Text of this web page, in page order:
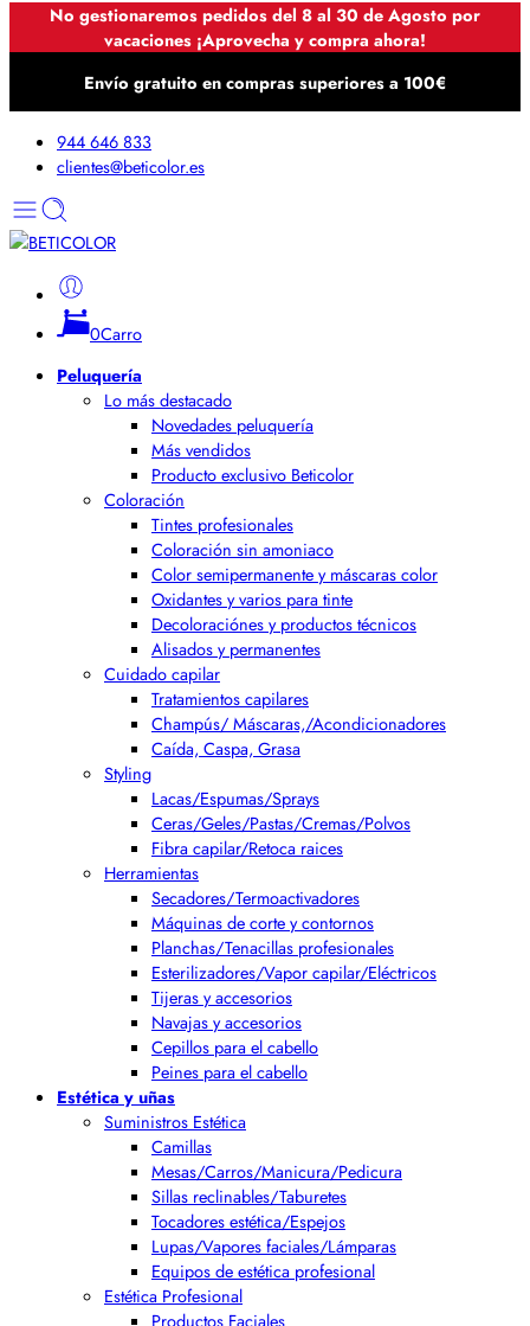
No gestionaremos pedidos del 8 al 30 de Agosto por
vacaciones ¡Aprovecha y compra ahora!
Envío gratuito en compras superiores a 100€
944 646 833
clientes@beticolor.es
0Carro
Peluquería
Lo más destacado
Novedades peluquería
Más vendidos
Producto exclusivo Beticolor
Coloración
Tintes profesionales
Coloración sin amoniaco
Color semipermanente y máscaras color
Oxidantes y varios para tinte
Decoloraciónes y productos técnicos
Alisados y permanentes
Cuidado capilar
Tratamientos capilares
Champús/ Máscaras,/Acondicionadores
Caída, Caspa, Grasa
Styling
Lacas/Espumas/Sprays
Ceras/Geles/Pastas/Cremas/Polvos
Fibra capilar/Retoca raices
Herramientas
Secadores/Termoactivadores
Máquinas de corte y contornos
Planchas/Tenacillas profesionales
Esterilizadores/Vapor capilar/Eléctricos
Tijeras y accesorios
Navajas y accesorios
Cepillos para el cabello
Peines para el cabello
Estética y uñas
Suministros Estética
Camillas
Mesas/Carros/Manicura/Pedicura
Sillas reclinables/Taburetes
Tocadores estética/Espejos
Lupas/Vapores faciales/Lámparas
Equipos de estética profesional
Estética Profesional
Productos Faciales